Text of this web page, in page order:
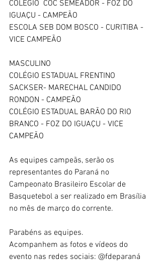
COLÉGIO  COC SEMEADOR - FOZ DO
IGUAÇU - CAMPEÃO
ESCOLA SEB DOM BOSCO - CURITIBA -
VICE CAMPEÃO
MASCULINO
COLÉGIO ESTADUAL FRENTINO
SACKSER- MARECHAL CANDIDO
RONDON - CAMPEÃO
COLÉGIO ESTADUAL BARÃO DO RIO
BRANCO - FOZ DO IGUAÇU - VICE
CAMPEÃO
As equipes campeãs, serão os
representantes do Paraná no
Campeonato Brasileiro Escolar de
Basquetebol a ser realizado em Brasília
no mês de março do corrente.
Parabéns as equipes.
Acompanhem as fotos e vídeos do
evento nas redes sociais: @fdeparaná